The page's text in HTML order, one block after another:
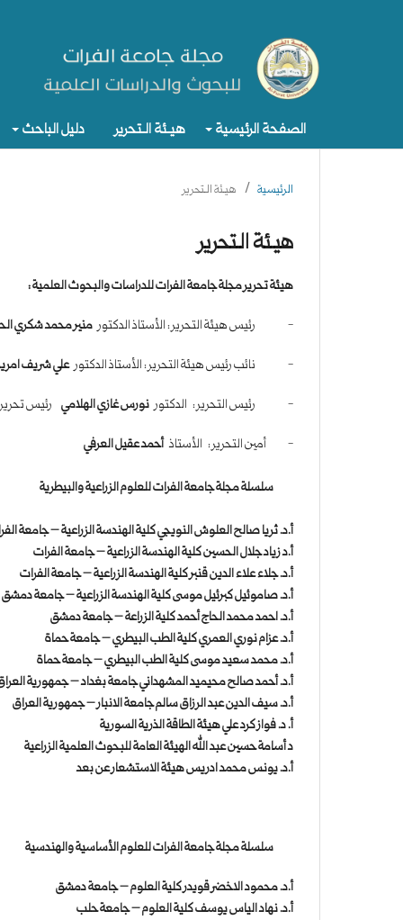
الصفحة الرئيسية هيـئة الـتحرير دليل الباحث
الرئيسية / هيـئة الـتحرير
هيـئة الـتحرير
هيئة تحرير مجلة جامعة الفرات للدراسات والبحوث العلمية :
- رئيس هيئة التحرير : الأستاذ الدكتور منير محمد شكري
- نائب رئيس هيئة التحرير : الأستاذ الدكتورعلي شريف
- رئيس التحرير : الدكتور نورس غازي الهلامي رئيس
- أمين التحرير : الأستاذأحمد عقيل العرفي
سلسلة مجلة جامعة الفرات للعلوم الزراعية والبيطرية
أ.د. ثريا صالح العلوش النويجي كلية الهندسة الزراعية – جامعة
أ.د زياد جلال الحسين كلية الهندسة الزراعية – جامعة الفرات
أ.د. جلاء علاء الدين قنبر كلية الهندسة الزراعية – جامعة الفرات
أ.د. صاموئيل كبرئيل موسى كلية الهندسة الزراعية – جامعة دمشق
أ.د. احمد محمد الحاج أحمد كلية الزراعة – جامعة دمشق
أ.د. عزام نوري العمري كلية الطب البيطري – جامعة حماة
أ.د. محمد سعيد موسى كلية الطب البيطري – جامعة حماة
أ.د. أحمد صالح محيميد المشهداني جامعة بغداد – جمهورية
أ.د. سيف الدين عبد الرزاق سالم جامعة الانبار – جمهورية العراق
أ. د. فواز كرد علي هيئة الطاقة الذرية السورية
د أسامة حسين عبد الله الهيئة العامة للبحوث العلمية الزراعية
أ.د. يونس محمد ادريس هيئة الاستشعار عن بعد
سلسلة مجلة جامعة الفرات للعلوم الأساسية والهندسية
أ.د. محمود الاخضر قويدر كلية العلوم – جامعة دمشق
أ.د. نهاد الياس يوسف كلية العلوم – جامعة حلب